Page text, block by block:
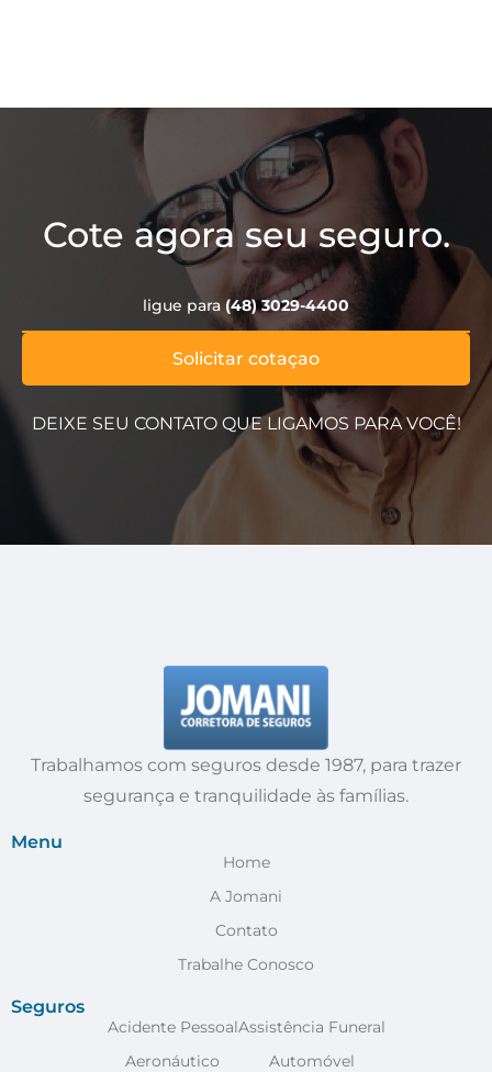
Cote agora seu seguro.
Solicitar cotaçao
ligue para (48) 3029-4400
DEIXE SEU CONTATO QUE LIGAMOS PARA VOCÊ!
Trabalhamos com seguros desde 1987, para trazer
segurança e tranquilidade às famílias.
Menu
Home
A Jomani
Contato
Trabalhe Conosco
Seguros
Acidente Pessoal
Aeronáutico
Assistência Funeral
Automóvel